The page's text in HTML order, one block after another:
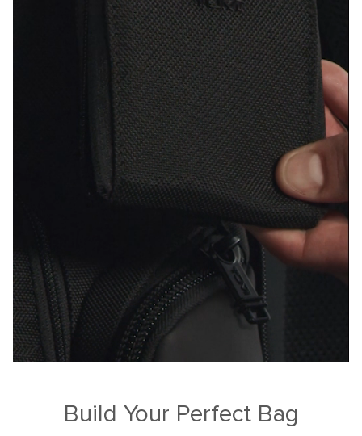
Build Your Perfect Bag